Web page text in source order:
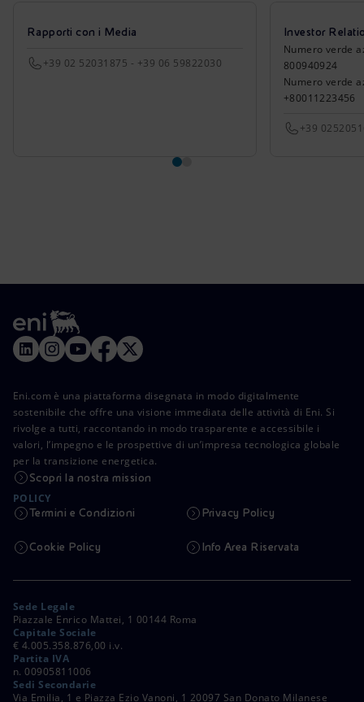
Rapporti con i Media
+39 02 52031875 - +39 06 59822030
Investor
Numero verde
800940924
Numero verde
+80011223456
+39
Eni.com è una piattaforma disegnata in modo digitalmente
sostenibile che offre una visione immediata delle attività di Eni. Si
rivolge a tutti, raccontando in modo trasparente e accessibile i
valori, l’impegno e le prospettive di un’impresa tecnologica globale
per la transizione energetica.
Scopri la nostra mission
POLICY
Termini e Condizioni Privacy Policy
Cookie Policy Info Area Riservata
Sede Legale
Piazzale Enrico Mattei, 1 00144 Roma
Capitale Sociale
€ 4.005.358.876,00 i.v.
Partita IVA
n. 00905811006
Sedi Secondarie
Via Emilia, 1 e Piazza Ezio Vanoni, 1 20097 San Donato Milanese